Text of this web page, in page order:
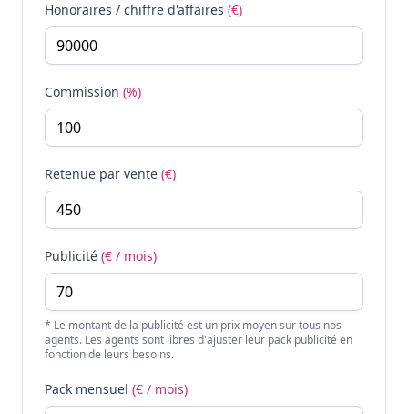
Honoraires / chiffre d'affaires (€)
Commission (%)
Retenue par vente (€)
Publicité (€ / mois)
* Le montant de la publicité est un prix moyen sur tous nos
agents. Les agents sont libres d'ajuster leur pack publicité en
fonction de leurs besoins.
Pack mensuel (€ / mois)